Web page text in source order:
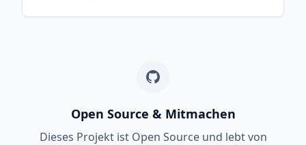
Open Source & Mitmachen
Dieses Projekt ist Open Source und lebt von